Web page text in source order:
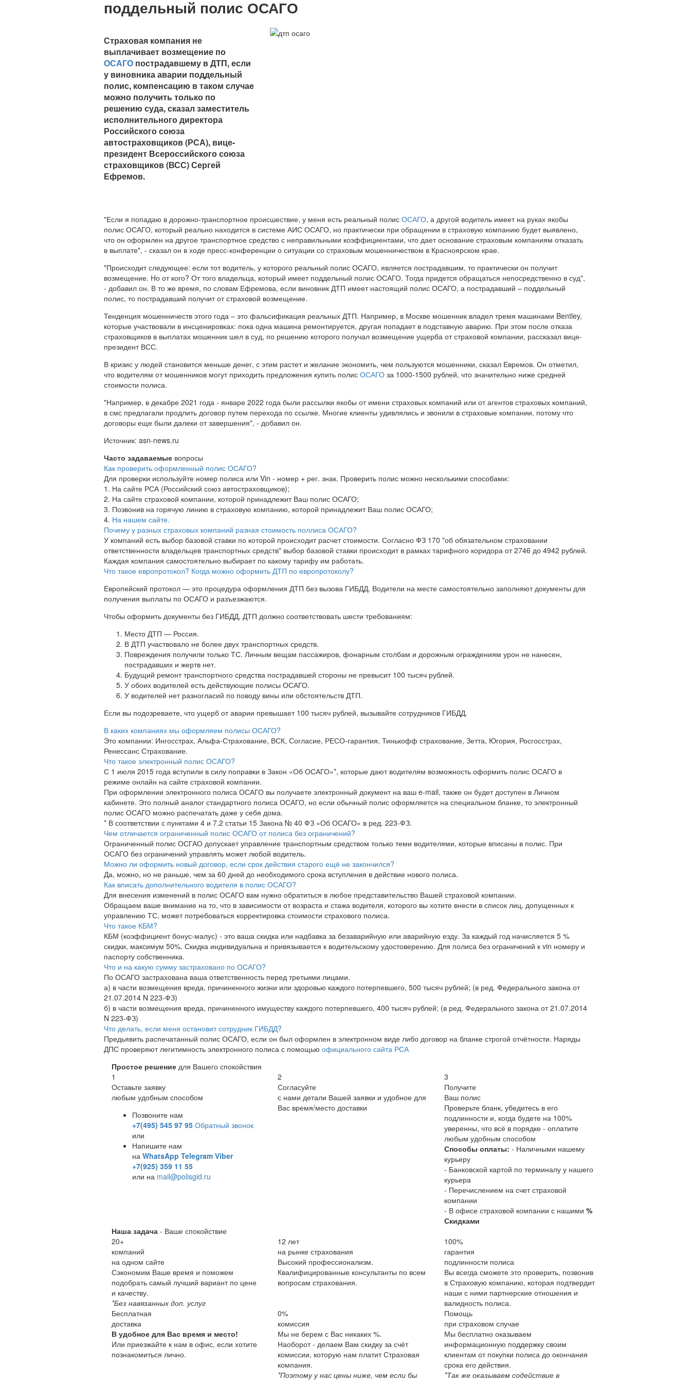
поддельный полис ОСАГО
Страховая компания не
выплачивает возмещение по
ОСАГО пострадавшему в ДТП, если
у виновника аварии поддельный
полис, компенсацию в таком случае
можно получить только по
решению суда, сказал заместитель
исполнительного директора
Российского союза
автостраховщиков (РСА), вице-
президент Всероссийского союза
страховщиков (ВСС) Сергей
Ефремов.
"Если я попадаю в дорожно-транспортное происшествие, у меня есть реальный полис ОСАГО, а другой водитель имеет на руках якобы
полис ОСАГО, который реально находится в системе АИС ОСАГО, но практически при обращении в страховую компанию будет выявлено,
что он оформлен на другое транспортное средство с неправильными коэффициентами, что дает основание страховым компаниям отказать
в выплате", - сказал он в ходе пресс-конференции о ситуации со страховым мошенничеством в Красноярском крае.
"Происходит следующее: если тот водитель, у которого реальный полис ОСАГО, является пострадавшим, то практически он получит
возмещение. Но от кого? От того владельца, который имеет поддельный полис ОСАГО. Тогда придется обращаться непосредственно в суд",
- добавил он. В то же время, по словам Ефремова, если виновник ДТП имеет настоящий полис ОСАГО, а пострадавший – поддельный
полис, то пострадавший получит от страховой возмещение.
Тенденция мошенничеств этого года – это фальсификация реальных ДТП. Например, в Москве мошенник владел тремя машинами Bentley,
которые участвовали в инсценировках: пока одна машина ремонтируется, другая попадает в подставную аварию. При этом после отказа
страховщиков в выплатах мошенник шел в суд, по решению которого получал возмещение ущерба от страховой компании, рассказал вице-
президент ВСС.
В кризис у людей становится меньше денег, с этим растет и желание экономить, чем пользуются мошенники, сказал Евремов. Он отметил,
что водителям от мошенников могут приходить предложения купить полис ОСАГО за 1000-1500 рублей, что значительно ниже средней
стоимости полиса.
"Например, в декабре 2021 года - январе 2022 года были рассылки якобы от имени страховых компаний или от агентов страховых компаний,
в смс предлагали продлить договор путем перехода по ссылке. Многие клиенты удивлялись и звонили в страховые компании, потому что
договоры еще были далеки от завершения", - добавил он.
Источник: asn-news.ru
Часто задаваемые вопросы
Как проверить оформленный полис ОСАГО?
Для проверки используйте номер полиса или Vin - номер + рег. знак. Проверить полис можно несколькими способами:
1. На сайте РСА (Российский союз автостраховщиков);
2. На сайте страховой компании, которой принадлежит Ваш полис ОСАГО;
3. Позвонив на горячую линию в страховую компанию, которой принадлежит Ваш полис ОСАГО;
4. На нашем сайте.
Почему у разных страховых компаний разная стоимость поллиса ОСАГО?
У компаний есть выбор базовой ставки по которой происходит расчет стоимости. Согласно ФЗ 170 "об обязательном страховании
ответственности владельцев транспортных средств" выбор базовой ставки происходит в рамках тарифного коридора от 2746 до 4942 рублей.
Каждая компания самостоятельно выбирает по какому тарифу им работать.
Что такое европротокол? Когда можно оформить ДТП по европротоколу?
Европейский протокол — это процедура оформления ДТП без вызова ГИБДД. Водители на месте самостоятельно заполняют документы для
получения выплаты по ОСАГО и разъезжаются.
Чтобы оформить документы без ГИБДД, ДТП должно соответствовать шести требованиям:
Место ДТП — Россия.
В ДТП участвовало не более двух транспортных средств.
Повреждения получили только ТС. Личным вещам пассажиров, фонарным столбам и дорожным ограждениям урон не нанесен,
пострадавших и жертв нет.
Будущий ремонт транспортного средства пострадавшей стороны не превысит 100 тысяч рублей.
У обоих водителей есть действующие полисы ОСАГО.
У водителей нет разногласий по поводу вины или обстоятельств ДТП.
Если вы подозреваете, что ущерб от аварии превышает 100 тысяч рублей, вызывайте сотрудников ГИБДД.
В каких компаниях мы оформляем полисы ОСАГО?
Это компании: Ингосстрах, Альфа-Страхование, ВСК, Согласие, РЕСО-гарантия, Тинькофф страхование, Зетта, Югория, Росгосстрах,
Ренессанс Страхование.
Что такое электронный полис ОСАГО?
С 1 июля 2015 года вступили в силу поправки в Закон «Об ОСАГО»*, которые дают водителям возможность оформить полис ОСАГО в
режиме онлайн на сайте страховой компании.
При оформлении электронного полиса ОСАГО вы получаете электронный документ на ваш e-mail, также он будет доступен в Личном
кабинете. Это полный аналог стандартного полиса ОСАГО, но если обычный полис оформляется на специальном бланке, то электронный
полис ОСАГО можно распечатать даже у себя дома.
* В соответствии с пунктами 4 и 7.2 статьи 15 Закона № 40 ФЗ «Об ОСАГО» в ред. 223-ФЗ.
Чем отличается ограниченный полис ОСАГО от полиса без ограничений?
Ограниченный полис ОСГАО допускает управление транспортным средством только теми водителями, которые вписаны в полис. При
ОСАГО без ограничений управлять может любой водитель.
Можно ли оформить новый договор, если срок действия старого ещё не закончился?
Да, можно, но не раньше, чем за 60 дней до необходимого срока вступления в действие нового полиса.
Как вписать дополнительного водителя в полис ОСАГО?
Для внесения изменений в полис ОСАГО вам нужно обратиться в любое представительство Вашей страховой компании.
Обращаем ваше внимание на то, что в зависимости от возраста и стажа водителя, которого вы хотите внести в список лиц, допущенных к
управлению ТС, может потребоваться корректировка стоимости страхового полиса.
Что такое КБМ?
КБМ (коэффициент бонус-малус) - это ваша скидка или надбавка за безаварийную или аварийную езду. За каждый год начисляется 5 %
скидки, максимум 50%. Скидка индивидуальна и привязывается к водительскому удостоверению. Для полиса без ограничений к vin номеру и
паспорту собственника.
Что и на какую сумму застраховано по ОСАГО?
По ОСАГО застрахована ваша ответственность перед третьими лицами.
а) в части возмещения вреда, причиненного жизни или здоровью каждого потерпевшего, 500 тысяч рублей; (в ред. Федерального закона от
21.07.2014 N 223-ФЗ)
б) в части возмещения вреда, причиненного имуществу каждого потерпевшего, 400 тысяч рублей; (в ред. Федерального закона от 21.07.2014
N 223-ФЗ)
Что делать, если меня остановит сотрудник ГИБДД?
Предьявить распечатанный полис ОСАГО, если он был оформлен в электронном виде либо договор на бланке строгой отчётности. Наряды
ДПС проверяют легитимность электронного полиса с помощью официального сайта РСА
Простое решение для Вашего спокойствия
1
Оставьте заявку
любым удобным способом
Позвоните нам
+7(495) 545 97 95 Обратный звонок
или
Напишите нам
на WhatsApp Telegram Viber
+7(925) 359 11 55
или на mail@polisgid.ru
2
Согласуйте
с нами детали Вашей заявки и удобное для
Вас время/место доставки
3
Получите
Ваш полис
Проверьте бланк, убедитесь в его
подлинности и, когда будете на 100%
уверенны, что всё в порядке - оплатите
любым удобным способом
Способы оплаты: - Наличными нашему
курьеру
- Банковской картой по терминалу у нашего
курьера
- Перечислением на счет страховой
компании
- В офисе страховой компании с нашими %
Скидками
Наша задача - Ваше спокойствие
20+
компаний
на одном сайте
Сэкономим Ваше время и поможем
подобрать самый лучший вариант по цене
и качеству.
*Без навязанных доп. услуг
12 лет
на рынке страхования
Высокий профессионализм.
Квалифицированные консультанты по всем
вопросам страхования.
100%
гарантия
подлинности полиса
Вы всегда сможете это проверить, позвонив
в Страховую компанию, которая подтвердит
наши с ними партнерские отношения и
валидность полиса.
Бесплатная
доставка
В удобное для Вас время и место!
Или приезжайте к нам в офис, если хотите
познакомиться лично.
0%
комиссия
Мы не берем с Вас никаких %.
Наоборот - делаем Вам скидку за счёт
комиссии, которую нам платит Страховая
компания.
*Поэтому у нас цены ниже, чем если бы
Помощь
при страховом случае
Мы бесплатно оказываем
информационную поддержку своим
клиентам от покупки полиса до окончания
срока его действия.
*Так же оказываем содействие в